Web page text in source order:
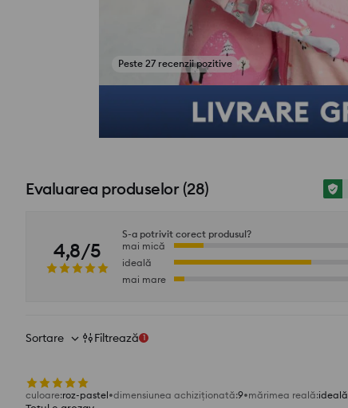
Peste 27 recenzii pozitive
Vezi fotografii din recenzii
Evaluarea produselor(28)
4,8/5
S-a potrivit corect produsul?
mai mică
ideală
mai mare
Sortare Filtrează 1
culoare:roz-pastel dimensiunea achiziționată:9 mărimea reală:ideală